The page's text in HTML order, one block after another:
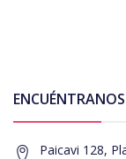
ENCUÉNTRANOS
Paicavi 128,